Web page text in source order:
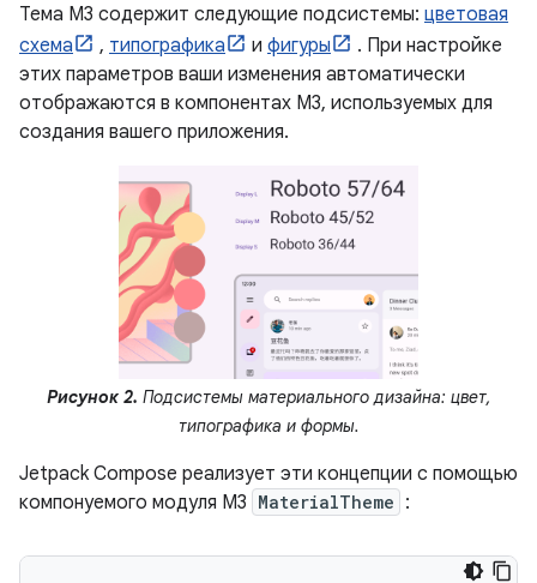
Тема M3 содержит следующие подсистемы: цветовая
схема
, типографика и фигуры
. При настройке
этих параметров ваши изменения автоматически
отображаются в компонентах M3, используемых для
создания вашего приложения.
Рисунок 2. Подсистемы материального дизайна: цвет,
типографика и формы.
Jetpack Compose реализует эти концепции с помощью
компонуемого модуля M3 MaterialTheme :